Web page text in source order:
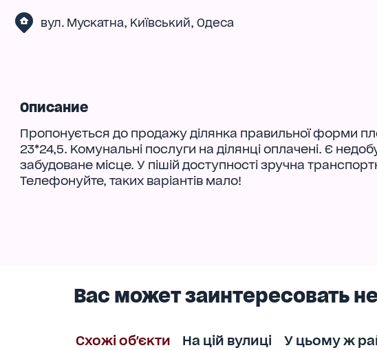
вул. Мускатна, Київський, Одеса
Описание
Пропонується до продажу ділянка правильної форми
23*24,5. Комунальні послуги на ділянці оплачені. Є
забудоване місце. У пішій доступності зручна
Телефонуйте, таких варіантів мало!
Вас может заинтересовать
Схожі об'єкти На цій вулиці У цьому ж